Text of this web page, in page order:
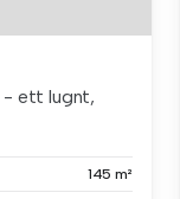
- ett lugnt,
145 m²